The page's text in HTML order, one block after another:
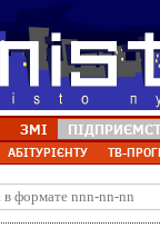
ЗМІ
АБІТУРІЄНТУ ТВ-